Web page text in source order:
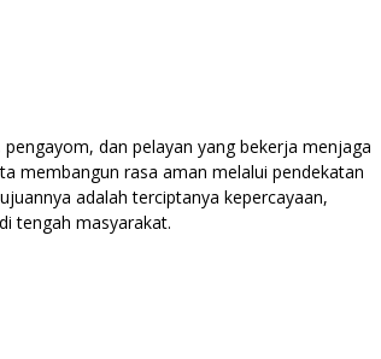
dan pelayan yang bekerja menjaga
membangun rasa aman melalui pendekatan
adalah terciptanya kepercayaan,
tengah masyarakat.